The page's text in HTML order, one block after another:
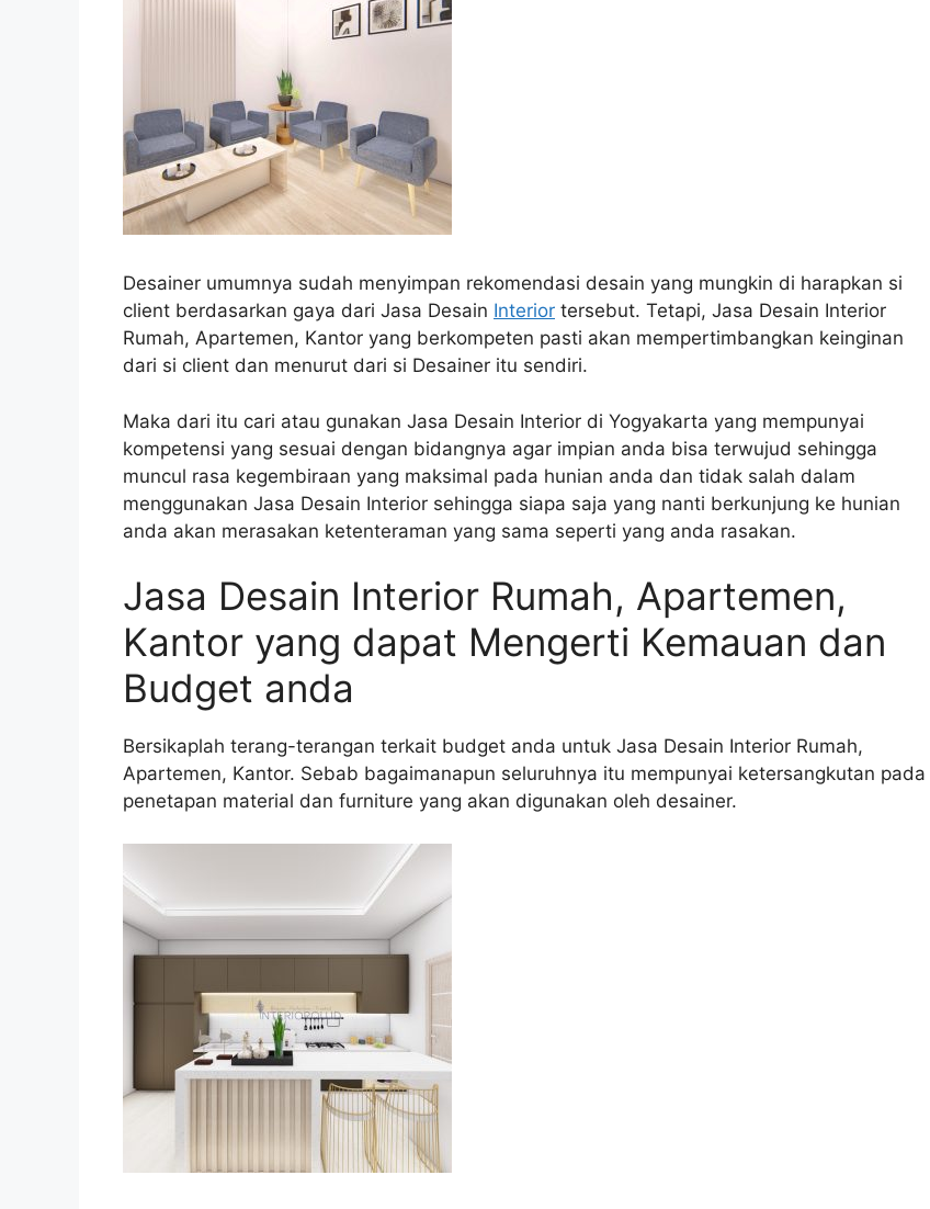
Desainer umumnya sudah menyimpan rekomendasi desain yang mungkin di harapkan si
client berdasarkan gaya dari Jasa Desain Interior tersebut. Tetapi, Jasa Desain Interior
Rumah, Apartemen, Kantor yang berkompeten pasti akan mempertimbangkan keinginan
dari si client dan menurut dari si Desainer itu sendiri.
Maka dari itu cari atau gunakan Jasa Desain Interior di Yogyakarta yang mempunyai
kompetensi yang sesuai dengan bidangnya agar impian anda bisa terwujud sehingga
muncul rasa kegembiraan yang maksimal pada hunian anda dan tidak salah dalam
menggunakan Jasa Desain Interior sehingga siapa saja yang nanti berkunjung ke hunian
anda akan merasakan ketenteraman yang sama seperti yang anda rasakan.
Jasa Desain Interior Rumah, Apartemen,
Kantor yang dapat Mengerti Kemauan dan
Budget anda
Bersikaplah terang-terangan terkait budget anda untuk Jasa Desain Interior Rumah,
Apartemen, Kantor. Sebab bagaimanapun seluruhnya itu mempunyai ketersangkutan pada
penetapan material dan furniture yang akan digunakan oleh desainer.